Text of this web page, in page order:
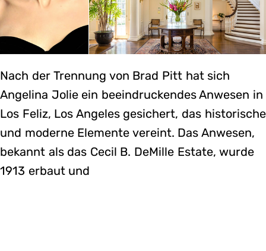
Nach der Trennung von Brad Pitt hat sich
Angelina Jolie ein beeindruckendes Anwesen in
Los Feliz, Los Angeles gesichert, das historische
und moderne Elemente vereint. Das Anwesen,
bekannt als das Cecil B. DeMille Estate, wurde
1913 erbaut und